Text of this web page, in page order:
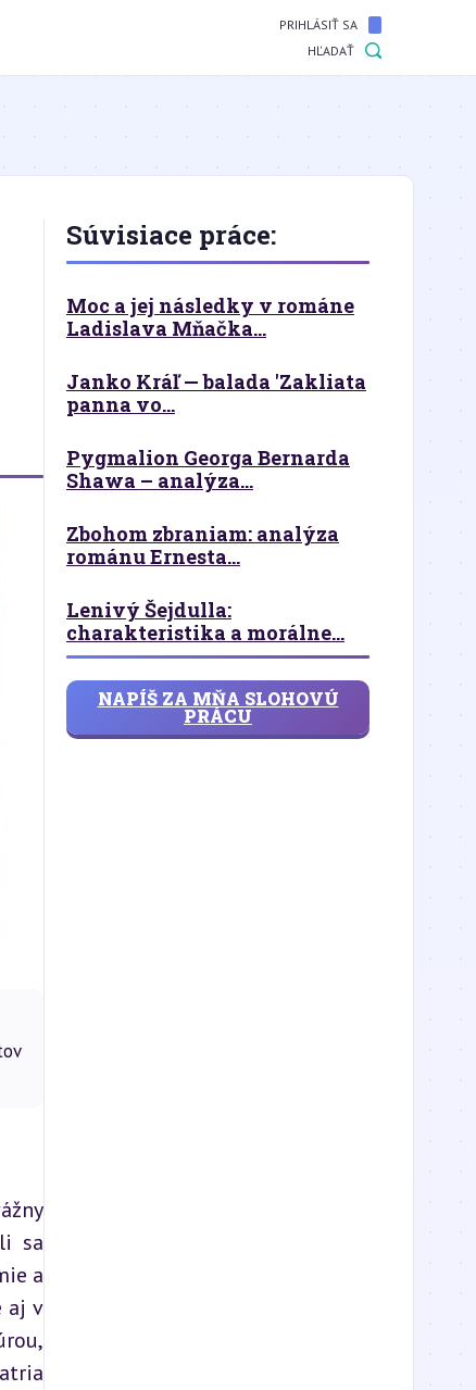
PRIHLÁSIŤ SA
HĽADAŤ
sa
a
aj v
Súvisiace práce:
Moc a jej následky v románe
Ladislava Mňačka...
Janko Kráľ — balada 'Zakliata
panna vo...
Pygmalion Georga Bernarda
Shawa – analýza...
Zbohom zbraniam: analýza
románu Ernesta...
Lenivý Šejdulla:
charakteristika a morálne...
NAPÍŠ ZA MŇA SLOHOVÚ
PRÁCU